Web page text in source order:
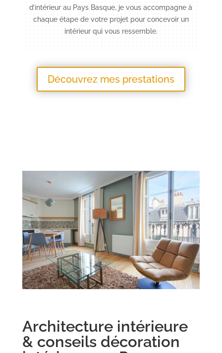
d’intérieur au Pays Basque, je vous accompagne à
chaque étape de votre projet pour concevoir un
intérieur qui vous ressemble.
Découvrez mes prestations
Architecture intérieure
& conseils décoration